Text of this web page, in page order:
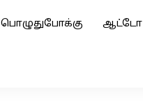
பொழுதுபோக்கு ஆட்டோ